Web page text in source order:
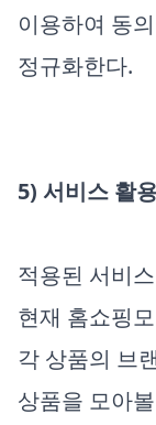
이용하여 동
정규화한다.
5) 서비스 활
적용된 서비스
현재 홈쇼핑
각 상품의 브
상품을 모아